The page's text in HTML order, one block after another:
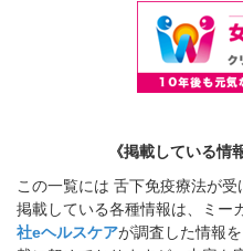
《掲載している情
この一覧には 舌下免疫療法が受
掲載している各種情報は、ミー
社eヘルスケアが調査した情報